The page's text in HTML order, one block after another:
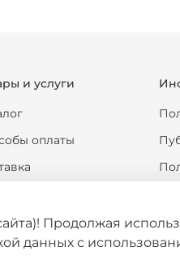
и услуги
оплаты
документов
Продолжая
данных с